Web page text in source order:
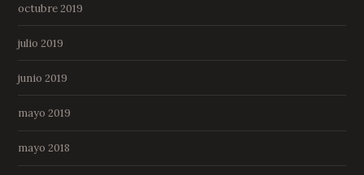
octubre 2019
julio 2019
junio 2019
mayo 2019
mayo 2018